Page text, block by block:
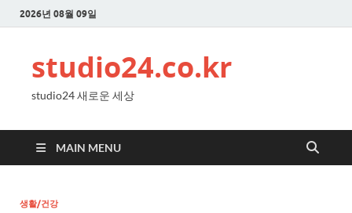
2026년 08월 09일
studio24.co.kr
studio24 새로운 세상
MAIN MENU
생활/건강